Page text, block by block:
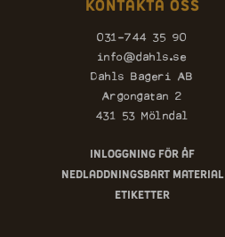
Kontakta oss
031-744 35 90
info@dahls.se
Dahls Bageri AB
Argongatan 2
431 53 Mölndal
Inloggning för ÅF
Nedladdningsbart material
Etiketter